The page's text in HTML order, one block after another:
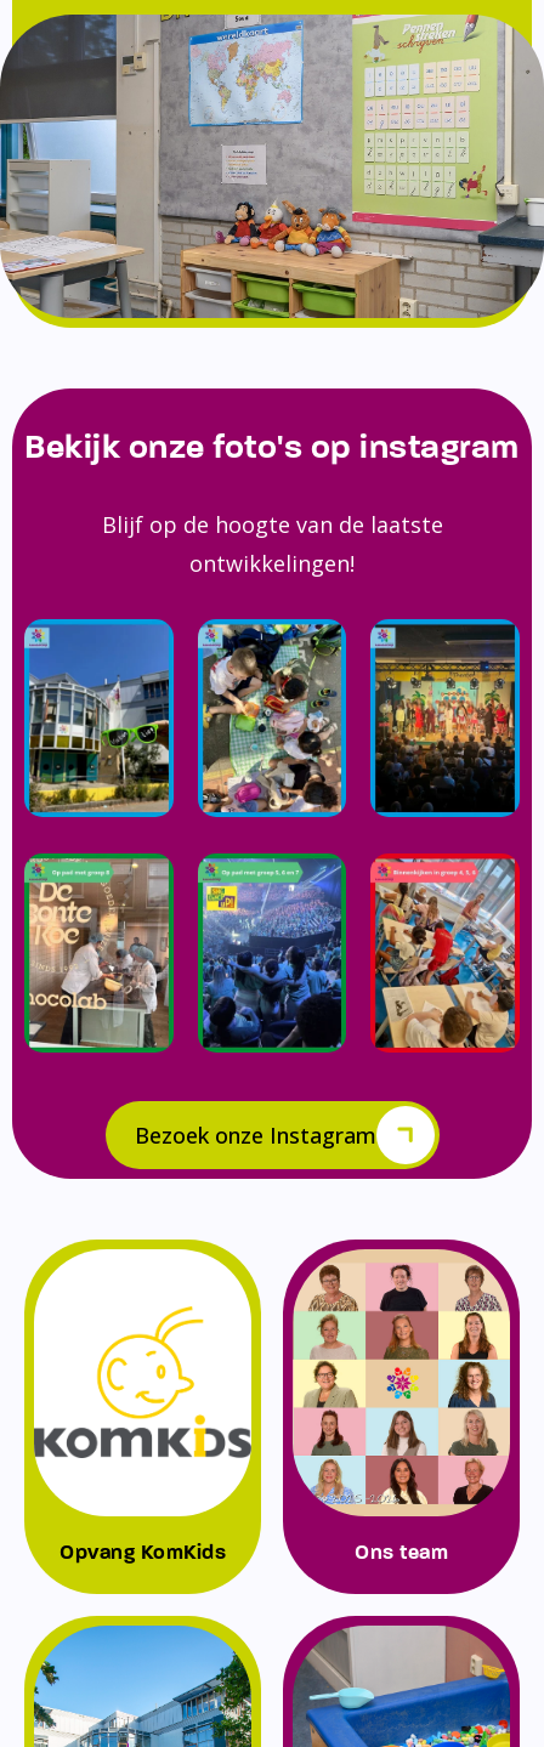
Bekijk onze foto's op instagram
Blijf op de hoogte van de laatste
ontwikkelingen!
Bezoek onze Instagram
Opvang KomKids Ons team